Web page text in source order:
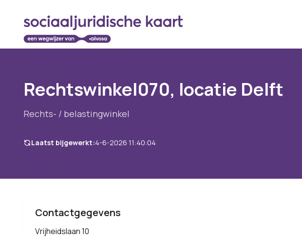
Rechtswinkel070, locatie Delft
Rechts- / belastingwinkel
Laatst bijgewerkt:4-6-2026 11:40:04
Contactgegevens
Vrijheidslaan 10